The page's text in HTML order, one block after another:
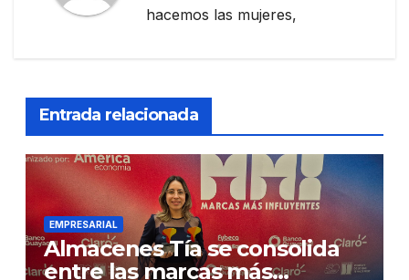
hacemos las mujeres,
Entrada relacionada
EMPRESARIAL
Almacenes Tía se consolida
entre las marcas más